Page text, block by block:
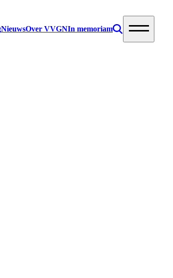
NieuwsOver VVGNIn memoriam